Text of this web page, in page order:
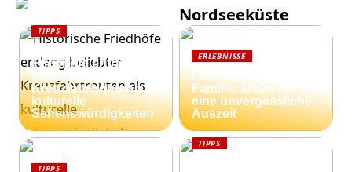
Nordseeküste
TIPPS
Friedhöfe entlang
beliebter
Kreuzfahrtrouten als
kulturelle
Sehenswürdigkeiten
ERLEBNISSE
Ferien mit der
Familie: Ideen für
eine unvergessliche
Auszeit
TIPPS
TIPPS